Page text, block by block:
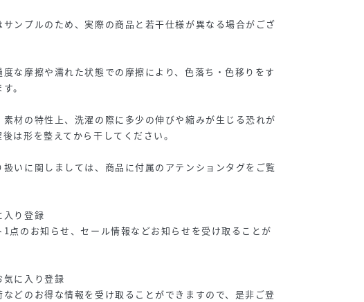
ンプルのため、実際の商品と若干仕様が異なる場合がござ
な摩擦や濡れた状態での摩擦により、色落ち・色移りをす
。
材の特性上、洗濯の際に多少の伸びや縮みが生じる恐れが
は形を整えてから干してください。
いに関しましては、商品に付属のアテンションタグをご覧
り登録
1点のお知らせ、セール情報などお知らせを受け取ることが
に入り登録
どのお得な情報を受け取ることができますので、是非ご登